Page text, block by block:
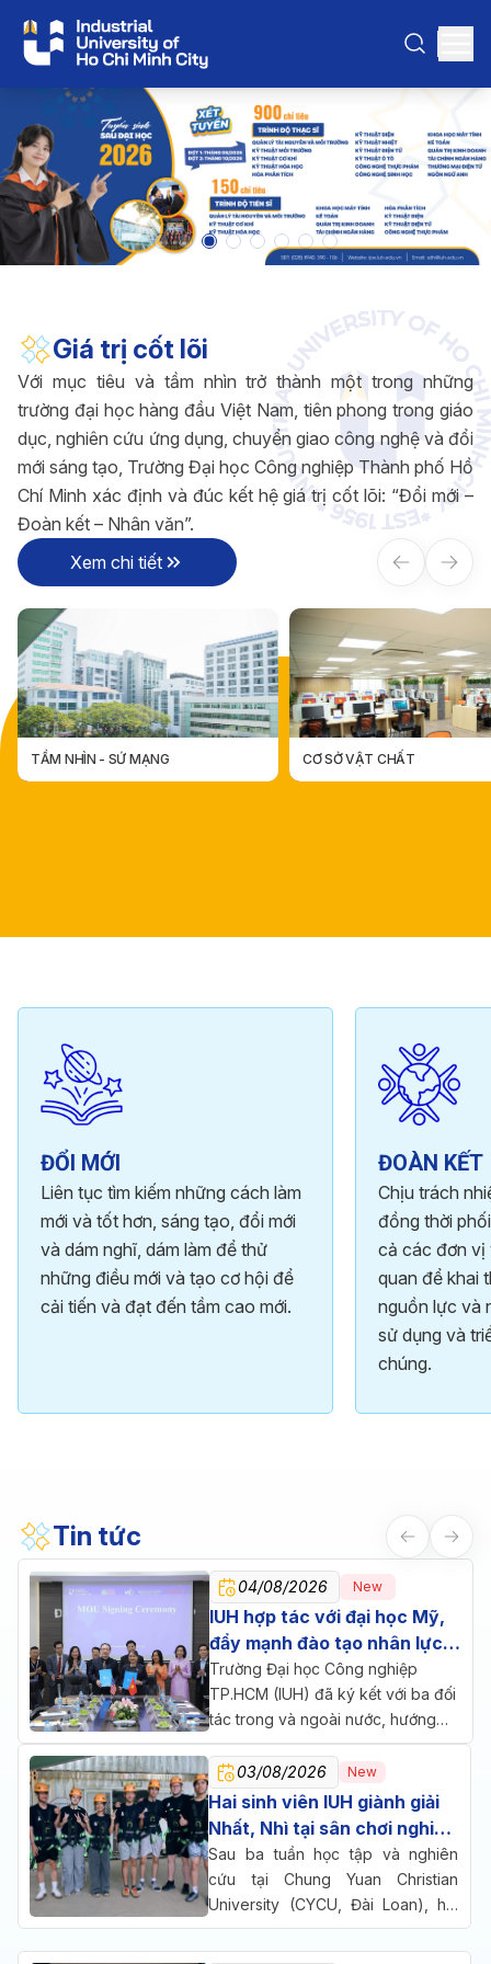
Giá trị cốt lõi
Với mục tiêu và tầm nhìn trở thành một trong những
trường đại học hàng đầu Việt Nam, tiên phong trong giáo
dục, nghiên cứu ứng dụng, chuyển giao công nghệ và đổi
mới sáng tạo, Trường Đại học Công nghiệp Thành phố Hồ
Chí Minh xác định và đúc kết hệ giá trị cốt lõi: “Đổi mới –
Đoàn kết – Nhân văn”.
Xem chi tiết
CƠ SỞ VẬT CHẤT CÁC ĐƠN VỊ TRỰC THUỘC
ĐỔI MỚI
Liên tục tìm kiếm những cách làm
mới và tốt hơn, sáng tạo, đổi mới
và dám nghĩ, dám làm để thử
những điều mới và tạo cơ hội để
cải tiến và đạt đến tầm cao mới.
ĐOÀN KẾT
Chịu trách
đồng thời
cả các đơn vị
quan để khai
nguồn lực và
sử dụng và
chúng.
Tin tức
04/08/2026 New
IUH hợp tác với đại học Mỹ,
đẩy mạnh đào tạo nhân lực
chăm sóc sức khỏe
Trường Đại học Công nghiệp
TP.HCM (IUH) đã ký kết với ba đối
tác trong và ngoài nước, hướng
đến một mục tiêu chung: đưa đào
tạo, nghiên cứu và doanh nghiệp
cùng ngồi lại giải bài toán nhân lực
cho ngành chăm sóc sức khỏe.
03/08/2026 New
Hai sinh viên IUH giành giải
Nhất, Nhì tại sân chơi nghiên
cứu quốc tế ở Đài Loan
Sau ba tuần học tập và nghiên
cứu tại Chung Yuan Christian
University (CYCU, Đài Loan), hai
sinh viên Trường Đại học Công
nghiệp TP.HCM (IUH) đã cùng